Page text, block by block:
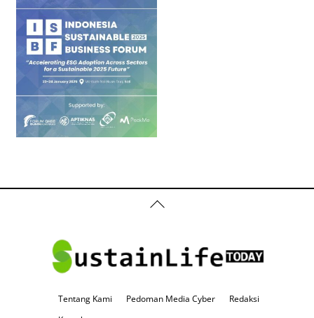
Back
To
Tentang Kami Pedoman Media Cyber
Redaksi